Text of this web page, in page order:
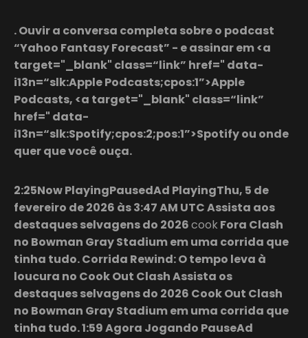
. Ouvir a conversa completa sobre o podcast
“Yahoo Fantasy Forecast” - e assinar em <a
target="_blank" class=“link” href=" data-
i13n=“slk:Apple Podcasts;cpos:1”>Apple
Podcasts, <a target="_blank" class=“link”
href=" data-
i13n=“slk:Spotify;cpos:2;pos:1”>Spotify ou onde
quer que você ouça.
2:25Now PlayingPausedAd PlayingThu, 5 de
fevereiro de 2026 às 3:47 AM UTC Assista aos
destaques selvagens do 2026cook Fora Clash
no Bowman Gray Stadium em uma corrida que
tinha tudo. Corrida Rewind: O tempo leva à
loucura no Cook Out Clash Assista os
destaques selvagens do 2026 Cook Out Clash
no Bowman Gray Stadium em uma corrida que
tinha tudo. 1:59 Agora Jogando PauseAd